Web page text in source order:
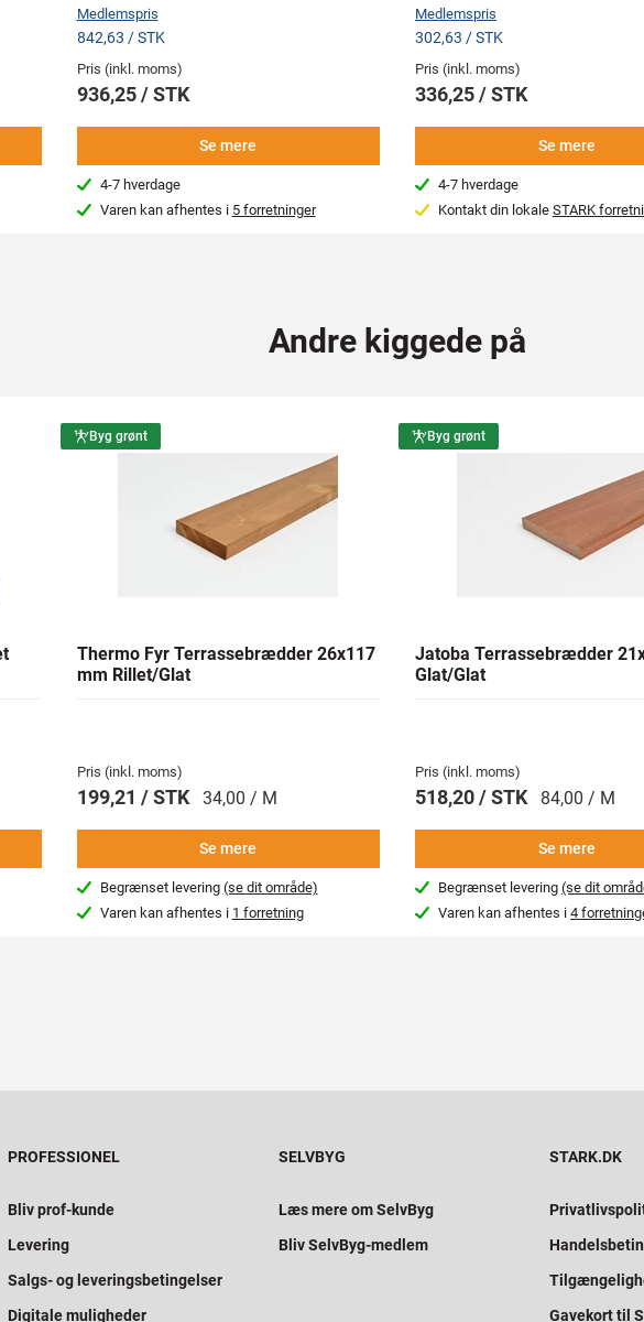
Medlemspris
842,63 / STK
Pris (inkl. moms)
936,25 / STK
Se mere
4-7 hverdage
Varen kan afhentes i 5 forretninger
Medlemspris
302,63 / STK
Pris (inkl. moms)
336,25 / STK
Se mere
4-7 hverdage
Kontakt din lokale STARK
Andre kiggede på
Byg grønt
Thermo Fyr Terrassebrædder 26x117
mm Rillet/Glat
Pris (inkl. moms)
199,21 / STK 34,00 / M
Se mere
Begrænset levering (se dit område)
Varen kan afhentes i 1 forretning
Byg grønt
Jatoba Terrassebrædder
Glat/Glat
Pris (inkl. moms)
518,20 / STK 84,00 / M
Se mere
Begrænset levering(se dit
Varen kan afhentes i4
PROFESSIONEL
Bliv prof-kunde
Levering
Salgs- og leveringsbetingelser
Digitale muligheder
SELVBYG
Læs mere om SelvByg
Bliv SelvByg-medlem
STARK.DK
Gavekort til